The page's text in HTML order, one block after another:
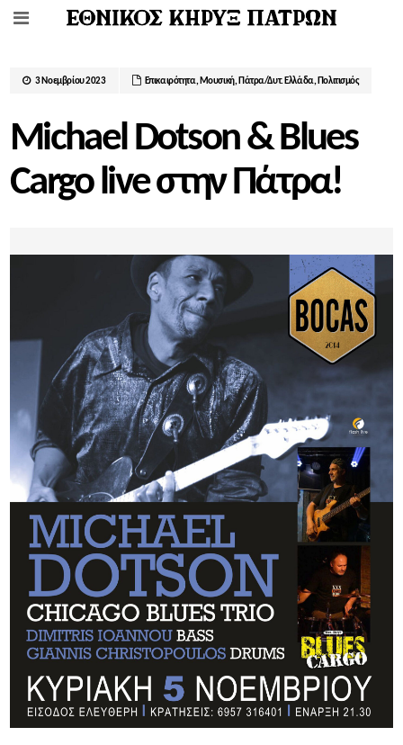
3 Νοεμβρίου 2023 Επικαιρότητα, Μουσική, Πάτρα/Δυτ. Ελλάδα, Πολιτισμός
Michael Dotson & Blues
Cargo live στην Πάτρα!